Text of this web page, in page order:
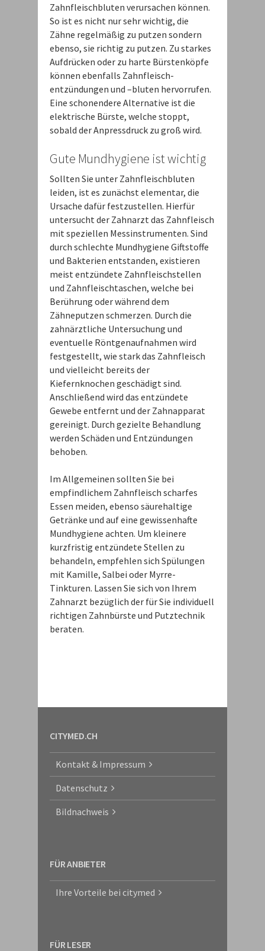
Zahnfleischbluten verursachen können.
So ist es nicht nur sehr wichtig, die
Zähne regelmäßig zu putzen sondern
ebenso, sie richtig zu putzen. Zu starkes
Aufdrücken oder zu harte Bürstenköpfe
können ebenfalls Zahnfleisch-
entzündungen und –bluten hervorrufen.
Eine schonendere Alternative ist die
elektrische Bürste, welche stoppt,
sobald der Anpressdruck zu groß wird.
Gute Mundhygiene ist wichtig
Sollten Sie unter Zahnfleischbluten
leiden, ist es zunächst elementar, die
Ursache dafür festzustellen. Hierfür
untersucht der Zahnarzt das Zahnfleisch
mit speziellen Messinstrumenten. Sind
durch schlechte Mundhygiene Giftstoffe
und Bakterien entstanden, existieren
meist entzündete Zahnfleischstellen
und Zahnfleischtaschen, welche bei
Berührung oder während dem
Zähneputzen schmerzen. Durch die
zahnärztliche Untersuchung und
eventuelle Röntgenaufnahmen wird
festgestellt, wie stark das Zahnfleisch
und vielleicht bereits der
Kiefernknochen geschädigt sind.
Anschließend wird das entzündete
Gewebe entfernt und der Zahnapparat
gereinigt. Durch gezielte Behandlung
werden Schäden und Entzündungen
behoben.
Im Allgemeinen sollten Sie bei
empfindlichem Zahnfleisch scharfes
Essen meiden, ebenso säurehaltige
Getränke und auf eine gewissenhafte
Mundhygiene achten. Um kleinere
kurzfristig entzündete Stellen zu
behandeln, empfehlen sich Spülungen
mit Kamille, Salbei oder Myrre-
Tinkturen. Lassen Sie sich von Ihrem
Zahnarzt bezüglich der für Sie individuell
richtigen Zahnbürste und Putztechnik
beraten.
CITYMED.CH
Kontakt & Impressum
Datenschutz
Bildnachweis
FÜR ANBIETER
Ihre Vorteile bei citymed
FÜR LESER